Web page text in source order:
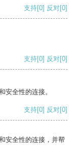
支持[0] 反对[0]
支持[0] 反对[0]
安全性的连接。
支持[0] 反对[0]
安全性的连接，并帮